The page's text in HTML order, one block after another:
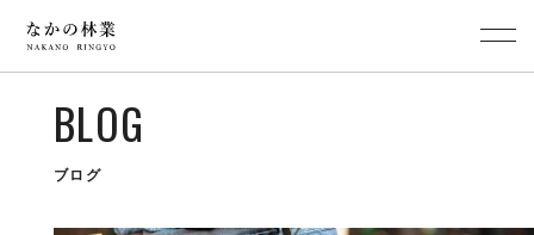
BLOG
ブログ